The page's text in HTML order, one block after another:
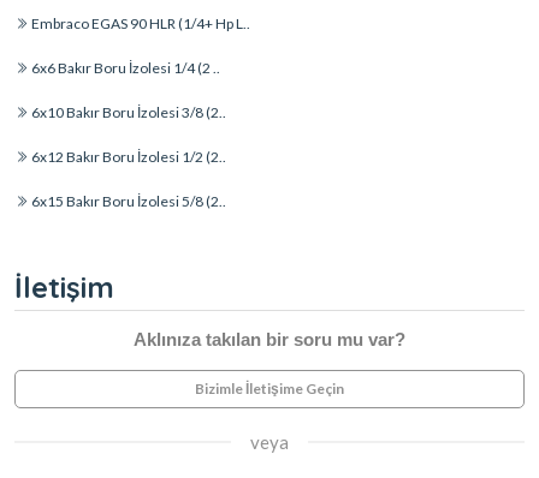
Embraco EGAS 90 HLR (1/4+ Hp L..
6x6 Bakır Boru İzolesi 1/4 (2 ..
6x10 Bakır Boru İzolesi 3/8 (2..
6x12 Bakır Boru İzolesi 1/2 (2..
6x15 Bakır Boru İzolesi 5/8 (2..
İletişim
Aklınıza takılan bir soru mu var?
Bizimle İletişime Geçin
veya